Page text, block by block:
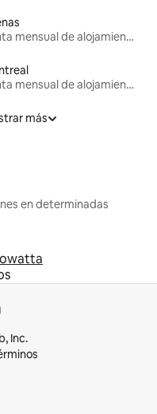
Renta mensual de alojamientos
Renta mensual de alojamientos
más
en determinadas
Inc.